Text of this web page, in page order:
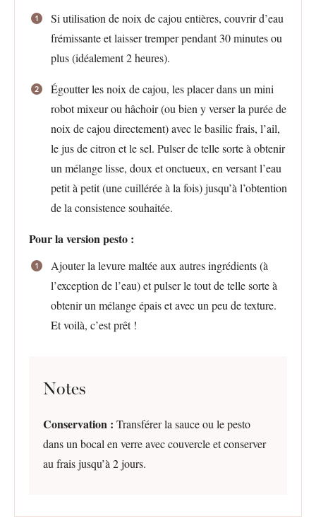
Si utilisation de noix de cajou entières, couvrir d’eau
frémissante et laisser tremper pendant 30 minutes ou
plus (idéalement 2 heures).
Égoutter les noix de cajou, les placer dans un mini
robot mixeur ou hâchoir (ou bien y verser la purée de
noix de cajou directement) avec le basilic frais, l’ail,
le jus de citron et le sel. Pulser de telle sorte à obtenir
un mélange lisse, doux et onctueux, en versant l’eau
petit à petit (une cuillérée à la fois) jusqu’à l’obtention
de la consistence souhaitée.
Pour la version pesto :
Ajouter la levure maltée aux autres ingrédients (à
l’exception de l’eau) et pulser le tout de telle sorte à
obtenir un mélange épais et avec un peu de texture.
Et voilà, c’est prêt !
Notes
Conservation : Transférer la sauce ou le pesto
dans un bocal en verre avec couvercle et conserver
au frais jusqu’à 2 jours.